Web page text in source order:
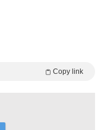
Copy link